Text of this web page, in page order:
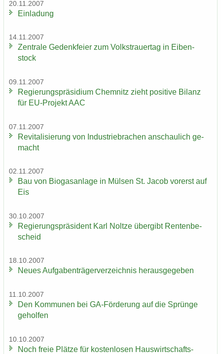
20.11.2007
Ein­la­dung
14.11.2007
Zen­tra­le Ge­denk­fei­er zum Volks­trau­er­tag in Ei­ben­
stock
09.11.2007
Re­gie­rungs­prä­si­di­um Chem­nitz zieht po­si­ti­ve Bi­lanz
für EU-​Projekt AAC
07.11.2007
Re­vi­ta­li­sie­rung von In­dus­trie­bra­chen an­schau­lich ge­
macht
02.11.2007
Bau von Bio­gas­an­la­ge in Mül­sen St. Jacob vor­erst auf
Eis
30.10.2007
Re­gie­rungs­prä­si­dent Karl Nolt­ze über­gibt Ren­ten­be­
scheid
18.10.2007
Neues Auf­ga­ben­trä­ger­ver­zeich­nis her­aus­ge­ge­ben
11.10.2007
Den Kom­mu­nen bei GA-​Förderung auf die Sprün­ge
ge­hol­fen
10.10.2007
Noch freie Plät­ze für kos­ten­lo­sen Hauswirtschafts-​